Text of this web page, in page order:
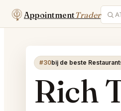
AppointmentTrader
#30bij de beste
Rich